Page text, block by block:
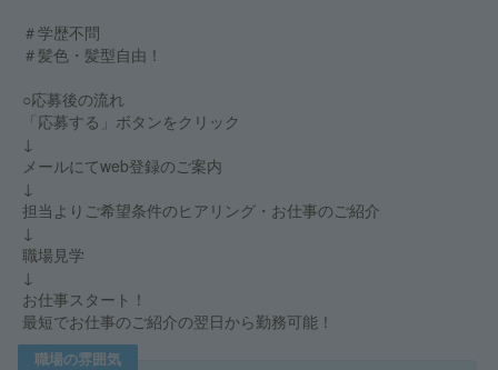
＃学歴不問
＃髪色・髪型自由！
○応募後の流れ
「応募する」ボタンをクリック
↓
メールにてweb登録のご案内
↓
担当よりご希望条件のヒアリング・お仕事のご紹介
↓
職場見学
↓
お仕事スタート！
最短でお仕事のご紹介の翌日から勤務可能！
職場の雰囲気